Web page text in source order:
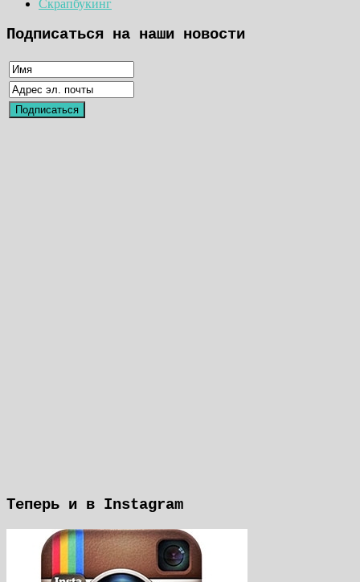
Скрапбукинг
Подписаться на наши новости
Теперь и в Instagram